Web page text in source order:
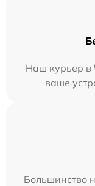
Наш курьер в
ваше
Большинство